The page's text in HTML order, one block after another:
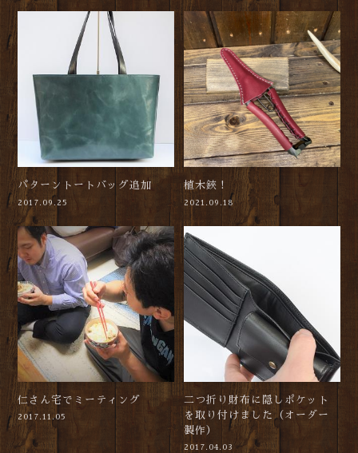
パターントートバッグ追加
2017.09.25
植木鋏！
2021.09.18
仁さん宅でミーティング
2017.11.05
二つ折り財布に隠しポケット
を取り付けました（オーダー
製作）
2017.04.03